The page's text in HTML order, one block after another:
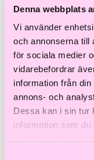
Denna webbplats
Vi använder
och annonserna till
för sociala medier
vidarebefordrar
information från
annons- och
Dessa kan i sin tur
information som
Varukorg 0
Shoppa efter hårtyp
Fint hår
Tjockt hår
Rakt hår
Texturerat hår
Åldrande hår
Shoppa efter behov